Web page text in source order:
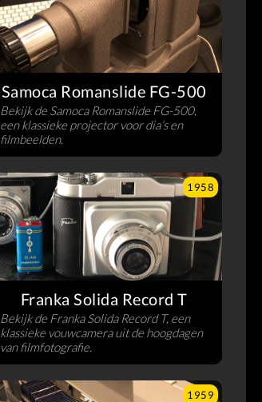
Samoca Romanslide FG-500
Bekijk de Samoca Romanslide FG-500,
een klassieke projector voor dia’s en
filmbeelden.
1958
Franka Solida Record T
Bekijk de Franka Solida Record T, een
klassieke vouwcamera uit de hoogdagen
van filmfotografie.
1959